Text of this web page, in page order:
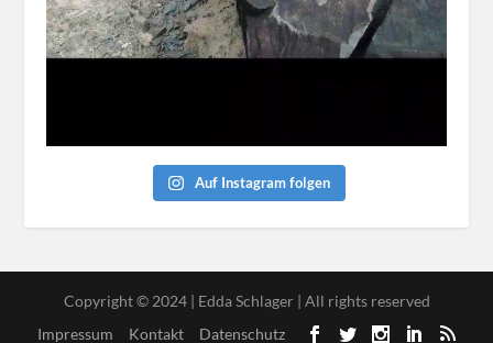
Auf Instagram folgen
Copyright © 2024 | Edda Schlager | All rights reserved
Impressum
Kontakt Datenschutz